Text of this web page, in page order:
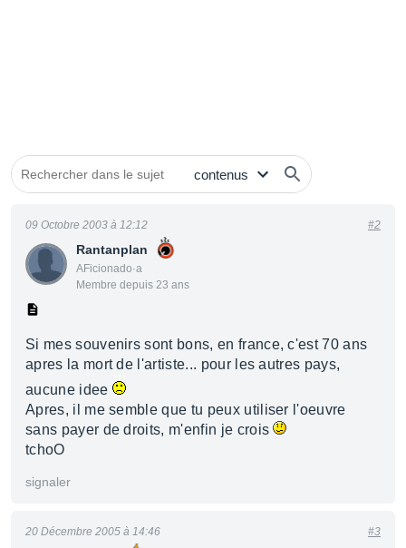
Rantanplan
AFicionado·a
Membre depuis 23 ans
09 Octobre 2003 à 12:12 #2
Si mes souvenirs sont bons, en france, c'est 70 ans
apres la mort de l'artiste... pour les autres pays,
aucune idee
Apres, il me semble que tu peux utiliser l'oeuvre
sans payer de droits, m'enfin je crois
tchoO
signaler
20 Décembre 2005 à 14:46 #3